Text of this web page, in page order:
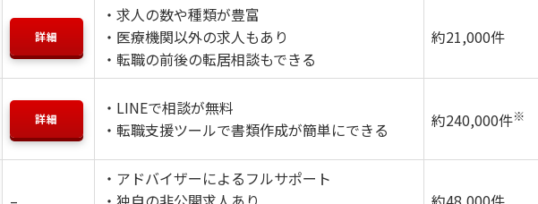
詳細
・求人の数や種類が豊富
・医療機関以外の求人もあり
・転職の前後の転居相談もできる
約21,000件
詳細
・LINEで相談が無料
・転職支援ツールで書類作成が簡単にできる
約240,000件※
・アドバイザーによるフルサポート